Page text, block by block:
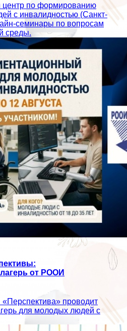
по формированию
с инвалидностью (Санкт-
семинары по вопросам
среды.
от РООИ
проводит
для молодых людей с